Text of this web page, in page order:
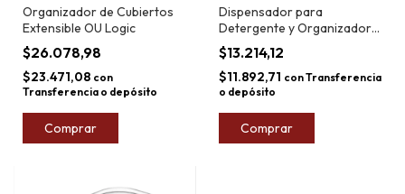
Organizador de Cubiertos
Extensible OU Logic
$26.078,98
$23.471,08 con
Transferencia o depósito
Comprar
Dispensador para
Detergente y Organizador
OU Trium 650ml
$13.214,12
$11.892,71 conTransferencia
o depósito
Comprar